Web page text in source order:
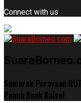
Connect with us
Semarak Perayaan
Penuh Bank Kalsel